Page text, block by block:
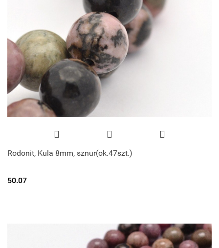
Rodonit, Kula 8mm, sznur(ok.47szt.)
50.07